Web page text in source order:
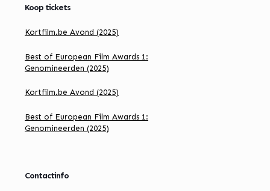
Koop tickets
Kortfilm.be Avond (2025)
Best of European Film Awards 1:
Genomineerden (2025)
Kortfilm.be Avond (2025)
Best of European Film Awards 1:
Genomineerden (2025)
Contactinfo